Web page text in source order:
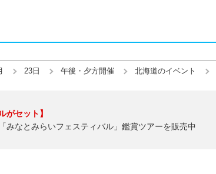
23日 午後・夕方開催 北海道のイベント
がセット】
みなとみらいフェスティバル」鑑賞ツアーを販売中